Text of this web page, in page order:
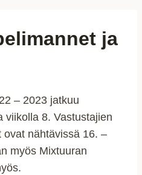
ja
– 2023 jatkuu
viikolla 8. Vastustajien
ovat nähtävissä 16. –
myös Mixtuuran